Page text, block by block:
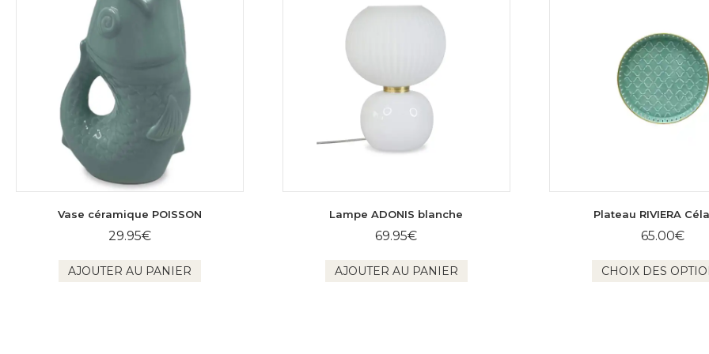
Vase céramique POISSON
29.95€
AJOUTER AU PANIER
Lampe ADONIS blanche
69.95€
AJOUTER AU PANIER
Plateau RIVIERA
65.00€
CHOIX DES